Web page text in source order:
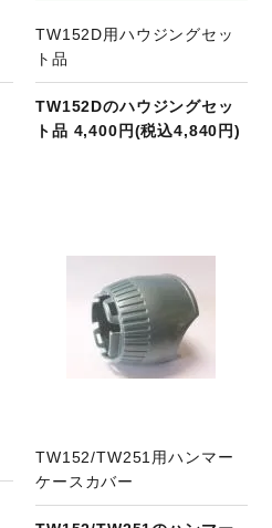
TW152D用ハウジングセッ
ト品
TW152Dのハウジングセッ
ト品 4,400円(税込4,840円)
TW152/TW251用ハンマー
ケースカバー